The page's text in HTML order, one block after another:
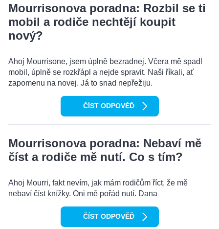
Mourrisonova poradna: Rozbil se ti
mobil a rodiče nechtějí koupit
nový?
Ahoj Mourrisone, jsem úplně bezradnej. Včera mě spadl
mobil, úplně se rozkřápl a nejde spravit. Naši říkali, ať
zapomenu na novej. Já to snad nepřežiju.
ČÍST ODPOVĚĎ
Mourrisonova poradna: Nebaví mě
číst a rodiče mě nutí. Co s tím?
Ahoj Mourri, fakt nevím, jak mám rodičům říct, že mě
nebaví číst knížky. Oni mě pořád nutí. Dana
ČÍST ODPOVĚĎ